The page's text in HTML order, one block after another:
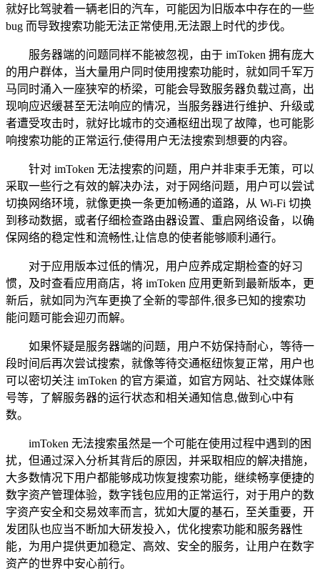
就好比驾驶着一辆老旧的汽车，可能因为旧版本中存在的一些
bug 而导致搜索功能无法正常使用,无法跟上时代的步伐。
服务器端的问题同样不能被忽视，由于 imToken 拥有庞大
的用户群体，当大量用户同时使用搜索功能时，就如同千军万
马同时涌入一座狭窄的桥梁，可能会导致服务器负载过高，出
现响应迟缓甚至无法响应的情况，当服务器进行维护、升级或
者遭受攻击时，就好比城市的交通枢纽出现了故障，也可能影
响搜索功能的正常运行,使得用户无法搜索到想要的内容。
针对 imToken 无法搜索的问题，用户并非束手无策，可以
采取一些行之有效的解决办法，对于网络问题，用户可以尝试
切换网络环境，就像更换一条更加畅通的道路，从 Wi-Fi 切换
到移动数据，或者仔细检查路由器设置、重启网络设备，以确
保网络的稳定性和流畅性,让信息的使者能够顺利通行。
对于应用版本过低的情况，用户应养成定期检查的好习
惯，及时查看应用商店，将 imToken 应用更新到最新版本，更
新后，就如同为汽车更换了全新的零部件,很多已知的搜索功
能问题可能会迎刃而解。
如果怀疑是服务器端的问题，用户不妨保持耐心，等待一
段时间后再次尝试搜索，就像等待交通枢纽恢复正常，用户也
可以密切关注 imToken 的官方渠道，如官方网站、社交媒体账
号等，了解服务器的运行状态和相关通知信息,做到心中有
数。
imToken 无法搜索虽然是一个可能在使用过程中遇到的困
扰，但通过深入分析其背后的原因，并采取相应的解决措施，
大多数情况下用户都能够成功恢复搜索功能，继续畅享便捷的
数字资产管理体验，数字钱包应用的正常运行，对于用户的数
字资产安全和交易效率而言，犹如大厦的基石，至关重要，开
发团队也应当不断加大研发投入，优化搜索功能和服务器性
能，为用户提供更加稳定、高效、安全的服务，让用户在数字
资产的世界中安心前行。